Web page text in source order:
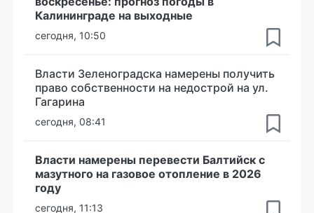
Калининграде на выходные
сегодня, 10:50
Власти Зеленоградска намерены получить
право собственности на недострой на ул.
Гагарина
сегодня, 08:41
Власти намерены перевести Балтийск с
мазутного на газовое отопление в 2026
году
сегодня, 11:13